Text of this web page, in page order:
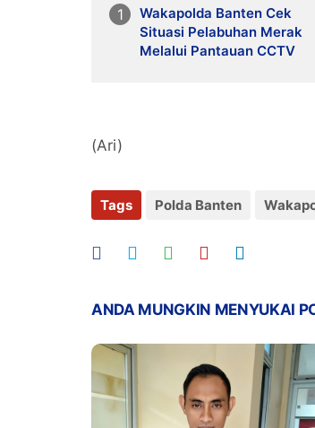
Wakapolda Banten Cek
Situasi Pelabuhan Merak
Melalui Pantauan CCTV
(Ari)
Tags Polda Banten
ANDA MUNGKIN MENYUKAI